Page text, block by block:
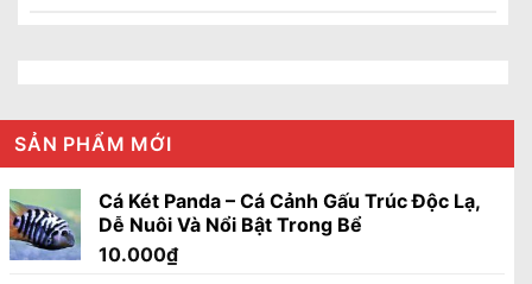
SẢN PHẨM MỚI
Cá Két Panda – Cá Cảnh Gấu Trúc Độc Lạ,
Dễ Nuôi Và Nổi Bật Trong Bể
10.000₫